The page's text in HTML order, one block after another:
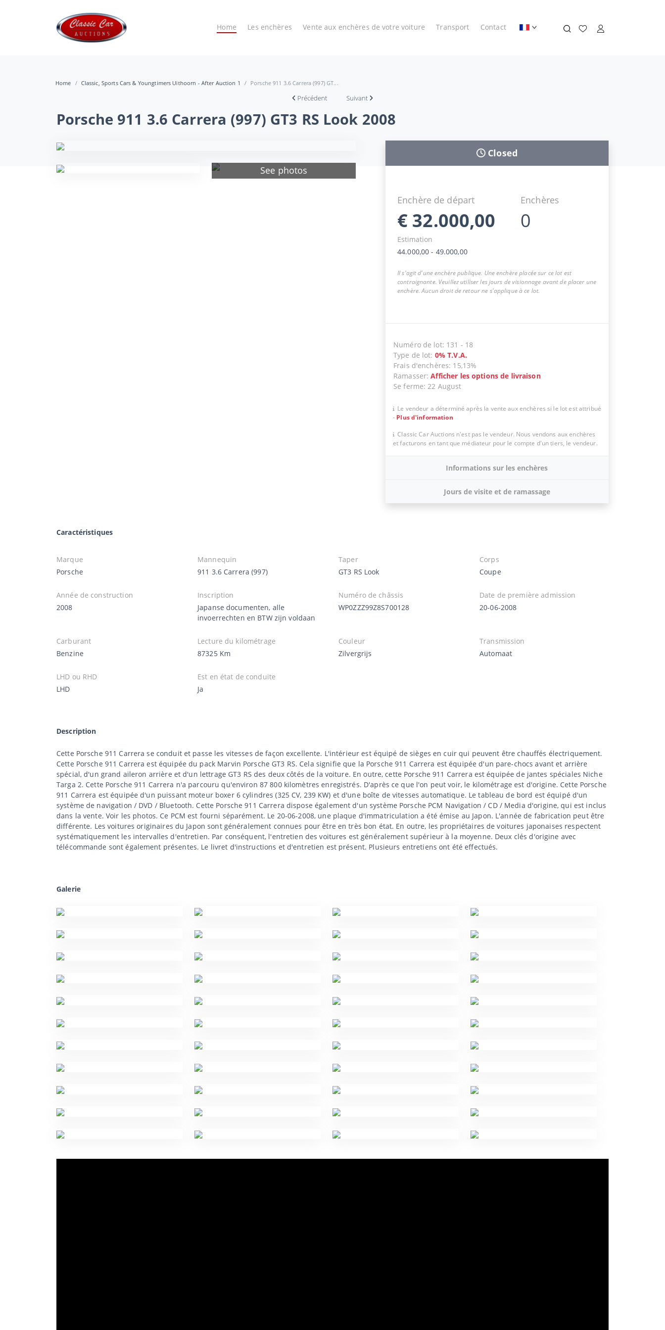
Home Les enchères Vente aux enchères de votre voiture Transport Contact
Home Classic, Sports Cars & Youngtimers Uithoorn - After Auction 1 Porsche 911 3.6 Carrera (997) GT...
Précédent Suivant
Porsche 911 3.6 Carrera (997) GT3 RS Look 2008
See photos
Closed
Enchère de départ
€ 32.000,00
Enchères
0
Estimation
44.000,00 - 49.000,00
Il s'agit d'une enchère publique. Une enchère placée sur ce lot est
contraignante. Veuillez utiliser les jours de visionnage avant de placer une
enchère. Aucun droit de retour ne s'applique à ce lot.
Numéro de lot: 131 - 18
Type de lot: 0% T.V.A.
Frais d'enchères: 15,13%
Ramasser:Afficher les options de livraison
Se ferme:22 August
Le vendeur a déterminé après la vente aux enchères si le lot est attribué
- Plus d'information
Classic Car Auctions n'est pas le vendeur. Nous vendons aux enchères
et facturons en tant que médiateur pour le compte d'un tiers, le vendeur.
Informations sur les enchères
Jours de visite et de ramassage
Caractéristiques
Marque
Porsche
Mannequin
911 3.6 Carrera (997)
Taper
GT3 RS Look
Corps
Coupe
Année de construction
2008
Inscription
Japanse documenten, alle
invoerrechten en BTW zijn voldaan
Numéro de châssis
WP0ZZZ99Z8S700128
Date de première admission
20-06-2008
Carburant
Benzine
Lecture du kilométrage
87325 Km
Couleur
Zilvergrijs
Transmission
Automaat
LHD ou RHD
LHD
Est en état de conduite
Ja
Description
Cette Porsche 911 Carrera se conduit et passe les vitesses de façon excellente. L'intérieur est équipé de sièges en cuir qui peuvent être chauffés électriquement.
Cette Porsche 911 Carrera est équipée du pack Marvin Porsche GT3 RS. Cela signifie que la Porsche 911 Carrera est équipée d'un pare-chocs avant et arrière
spécial, d'un grand aileron arrière et d'un lettrage GT3 RS des deux côtés de la voiture. En outre, cette Porsche 911 Carrera est équipée de jantes spéciales Niche
Targa 2. Cette Porsche 911 Carrera n'a parcouru qu'environ 87 800 kilomètres enregistrés. D'après ce que l'on peut voir, le kilométrage est d'origine. Cette Porsche
911 Carrera est équipée d'un puissant moteur boxer 6 cylindres (325 CV, 239 KW) et d'une boîte de vitesses automatique. Le tableau de bord est équipé d'un
système de navigation / DVD / Bluetooth. Cette Porsche 911 Carrera dispose également d'un système Porsche PCM Navigation / CD / Media d'origine, qui est inclus
dans la vente. Voir les photos. Ce PCM est fourni séparément. Le 20-06-2008, une plaque d'immatriculation a été émise au Japon. L'année de fabrication peut être
différente. Les voitures originaires du Japon sont généralement connues pour être en très bon état. En outre, les propriétaires de voitures japonaises respectent
systématiquement les intervalles d'entretien. Par conséquent, l'entretien des voitures est généralement supérieur à la moyenne. Deux clés d'origine avec
télécommande sont également présentes. Le livret d'instructions et d'entretien est présent. Plusieurs entretiens ont été effectués.
Galerie